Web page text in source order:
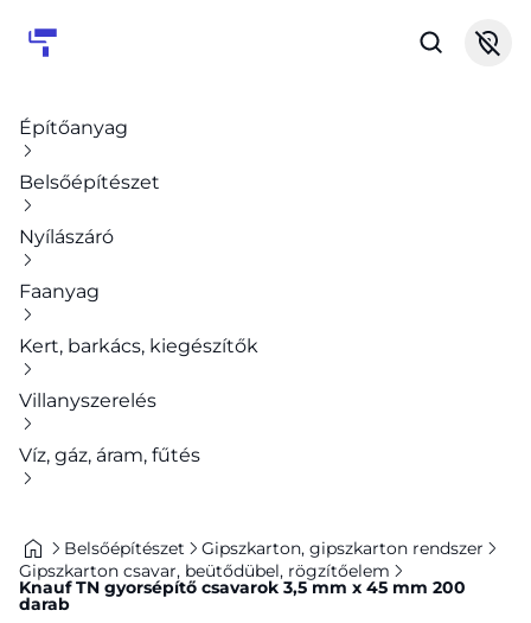
Építőanyag
Belsőépítészet
Nyílászáró
Faanyag
Kert, barkács, kiegészítők
Villanyszerelés
Víz, gáz, áram, fűtés
Belsőépítészet
Gipszkarton, gipszkarton rendszer
Gipszkarton csavar, beütődübel, rögzítőelem
Knauf TN gyorsépítő csavarok 3,5 mm x 45 mm 200
darab